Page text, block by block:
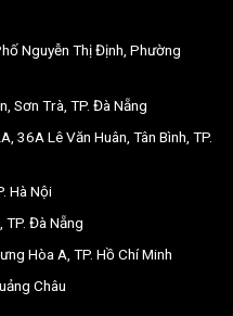
Nguyễn Thị Định, Phường
Sơn Trà, TP. Đà Nẵng
36A Lê Văn Huân, Tân Bình, TP.
Hà Nội
TP. Đà Nẵng
Hòa A, TP. Hồ Chí Minh
Châu